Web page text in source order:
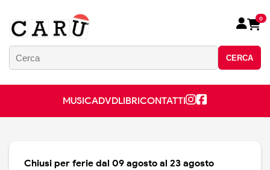
CERCA
0
MUSICADVDLIBRICONTATTI
Chiusi per ferie dal 09 agosto al 23 agosto